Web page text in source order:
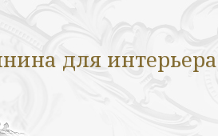
для интерьера